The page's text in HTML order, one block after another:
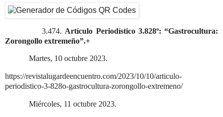
3.474. Artículo Periodístico 3.828º: “Gastrocultura:
Zorongollo extremeño”.+
Martes, 10 octubre 2023.
https://revistalugardeencuentro.com/2023/10/10/articulo-
periodistico-3-828o-gastrocultura-zorongollo-extremeno/
Miércoles, 11 octubre 2023.